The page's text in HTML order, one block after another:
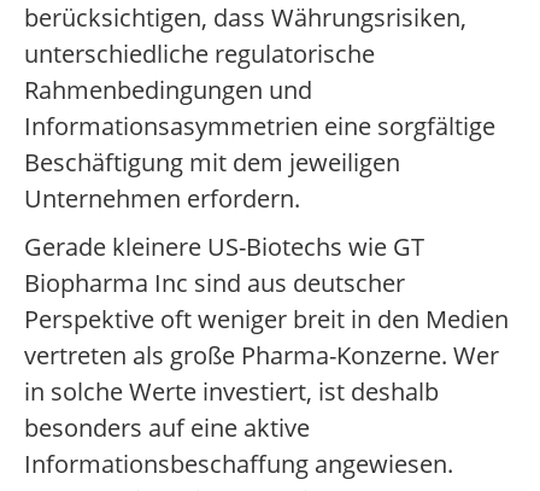
berücksichtigen, dass Währungsrisiken,
unterschiedliche regulatorische
Rahmenbedingungen und
Informationsasymmetrien eine sorgfältige
Beschäftigung mit dem jeweiligen
Unternehmen erfordern.
Gerade kleinere US-Biotechs wie GT
Biopharma Inc sind aus deutscher
Perspektive oft weniger breit in den Medien
vertreten als große Pharma-Konzerne. Wer
in solche Werte investiert, ist deshalb
besonders auf eine aktive
Informationsbeschaffung angewiesen.